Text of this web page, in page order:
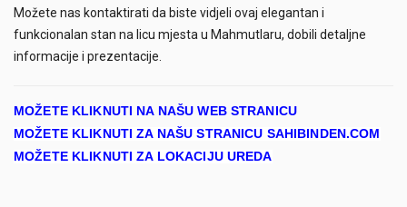
Možete nas kontaktirati da biste vidjeli ovaj elegantan i
funkcionalan stan na licu mjesta u Mahmutlaru, dobili detaljne
informacije i prezentacije.
MOŽETE KLIKNUTI NA NAŠU WEB STRANICU
MOŽETE KLIKNUTI ZA NAŠU STRANICU SAHIBINDEN.COM
MOŽETE KLIKNUTI ZA LOKACIJU UREDA